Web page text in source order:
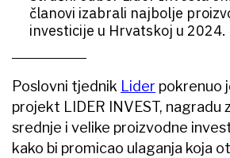
članovi izabrali najbolje
investicije u Hrvatskoj u 2024.
Poslovni tjednik Lider pokrenuo
projekt LIDER INVEST, nagradu
srednje i velike proizvodne
kako bi promicao ulaganja koja